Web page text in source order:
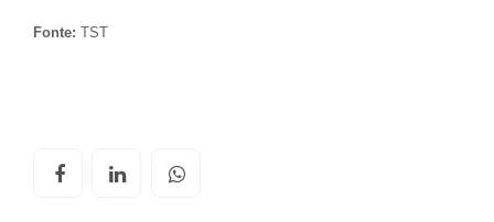
Fonte: TST